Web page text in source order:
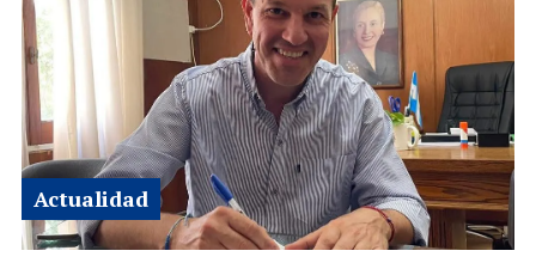
Actualidad